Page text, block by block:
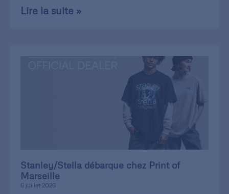
Lire la suite »
Stanley/Stella débarque chez Print of
Marseille
6 juillet 2026